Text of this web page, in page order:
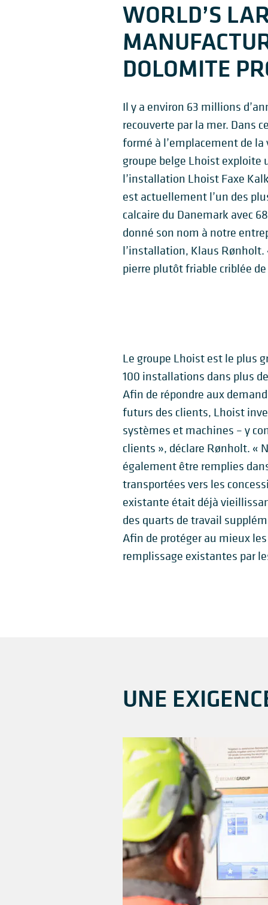
WORLD’S
DOLOMITE
Il y a environ 63 millions
recouverte par la mer. Dans
formé à l’emplacement de
groupe belge Lhoist exploite
l’installation Lhoist Faxe
est actuellement l’un des
calcaire du Danemark avec
donné son nom à notre
l’installation, Klaus
pierre plutôt friable criblée de
Le groupe Lhoist est le plus
100 installations dans plus
Afin de répondre aux
futurs des clients, Lhoist
systèmes et machines – y
clients », déclare Rønholt. «
également être remplies
transportées vers les
existante était déjà
des quarts de travail
Afin de protéger au mieux
remplissage existantes par
UNE